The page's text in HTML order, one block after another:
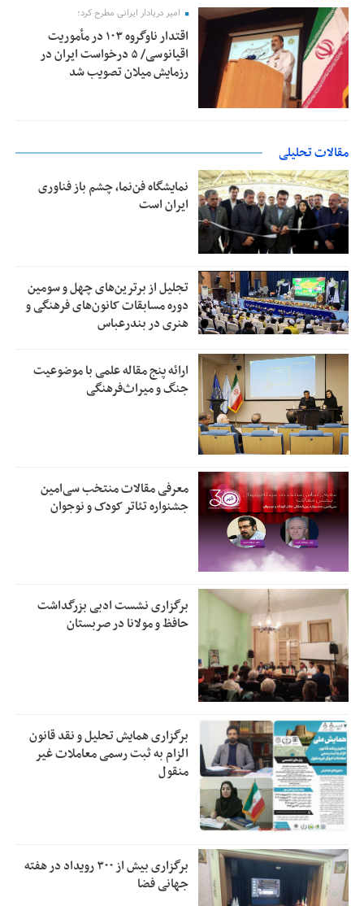
امیر دریادار ایرانی مطرح کرد؛
اقتدار ناوگروه ۱۰۳ در مأموریت‌
اقیانوسی/ ۵ درخواست ایران در
رزمایش میلان تصویب شد
مقالات تحلیلی
نمایشگاه فن‌نما، چشم باز فناوری
ایران است
تجلیل از بر‌ترین‌های چهل و سومین
دوره مسابقات کانون‌های فرهنگی و
هنری در بندرعباس
ارائه پنج مقاله علمی با موضوعیت
جنگ و میراث‌فرهنگی
معرفی مقالات منتخب سی‌امین
جشنواره تئاتر کودک و نوجوان
برگزاری نشست ادبی بزرگداشت
حافظ و مولانا در صربستان
برگزاری همایش تحلیل و نقد قانون
الزام به ثبت رسمی معاملات غیر
منقول
برگزاری بیش از ۳۰۰ رویداد در هفته
جهانی فضا